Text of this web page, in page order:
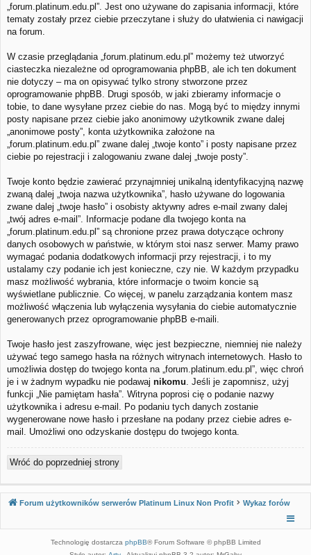
„forum.platinum.edu.pl”. Jest ono używane do zapisania informacji, które
tematy zostały przez ciebie przeczytane i służy do ułatwienia ci nawigacji
na forum.
W czasie przeglądania „forum.platinum.edu.pl” możemy też utworzyć
ciasteczka niezależne od oprogramowania phpBB, ale ich ten dokument
nie dotyczy – ma on opisywać tylko strony stworzone przez
oprogramowanie phpBB. Drugi sposób, w jaki zbieramy informacje o
tobie, to dane wysyłane przez ciebie do nas. Mogą być to między innymi
posty napisane przez ciebie jako anonimowy użytkownik zwane dalej
„anonimowe posty”, konta użytkownika założone na
„forum.platinum.edu.pl” zwane dalej „twoje konto” i posty napisane przez
ciebie po rejestracji i zalogowaniu zwane dalej „twoje posty”.
Twoje konto będzie zawierać przynajmniej unikalną identyfikacyjną nazwę
zwaną dalej „twoja nazwa użytkownika”, hasło używane do logowania
zwane dalej „twoje hasło” i osobisty aktywny adres e-mail zwany dalej
„twój adres e-mail”. Informacje podane dla twojego konta na
„forum.platinum.edu.pl” są chronione przez prawa dotyczące ochrony
danych osobowych w państwie, w którym stoi nasz serwer. Mamy prawo
wymagać podania dodatkowych informacji przy rejestracji, i to my
ustalamy czy podanie ich jest konieczne, czy nie. W każdym przypadku
masz możliwość wybrania, które informacje o twoim koncie są
wyświetlane publicznie. Co więcej, w panelu zarządzania kontem masz
możliwość włączenia lub wyłączenia wysyłania do ciebie automatycznie
generowanych przez oprogramowanie phpBB e-maili.
Twoje hasło jest zaszyfrowane, więc jest bezpieczne, niemniej nie należy
używać tego samego hasła na różnych witrynach internetowych. Hasło to
umożliwia dostęp do twojego konta na „forum.platinum.edu.pl”, więc chroń
je i w żadnym wypadku nie podawaj nikomu . Jeśli je zapomnisz, użyj
funkcji „Nie pamiętam hasła”. Witryna poprosi cię o podanie nazwy
użytkownika i adresu e-mail. Po podaniu tych danych zostanie
wygenerowane nowe hasło i przesłane na podany przez ciebie adres e-
mail. Umożliwi ono odzyskanie dostępu do twojego konta.
Wróć do poprzedniej strony
Forum użytkowników serwerów Platinum Linux Non Profit Wykaz forów
Technologię dostarcza phpBB® Forum Software © phpBB Limited